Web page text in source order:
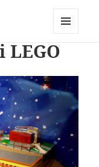
billeder og
WIDGETS
LEGO